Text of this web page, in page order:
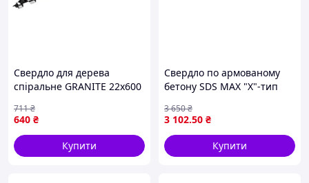
Свердло для дерева
спіральне GRANITE 22х600
640 ₴
711₴
Купити
Свердло по армованому
бетону SDS MAX "Х"-тип
матеріал леза YG9 Yato YT-
419854
3 102.50 ₴
3 650₴
Купити